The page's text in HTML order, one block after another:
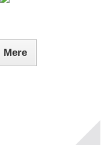
Mere